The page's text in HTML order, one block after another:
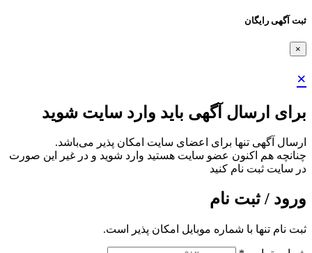
ثبت آگهی رایگان
×
×
برای ارسال آگهی باید وارد سایت شوید
ارسال آگهی تنها برای اعضای سایت امکان پذیر می‌باشد.
چنانچه هم‌ اکنون عضو سایت هستید وارد شوید و در غیر این صورت
در سایت ثبت نام کنید
ورود / ثبت نام
ثبت نام تنها با شماره موبایل امکان پذیر است.